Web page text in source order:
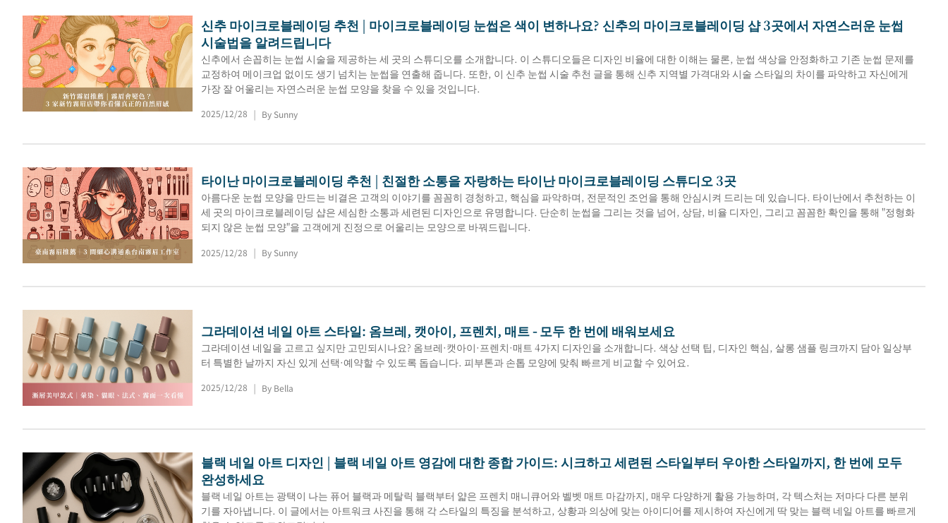
신추 마이크로블레이딩 추천 | 마이크로블레이딩 눈썹은 색이 변하나요? 신추의 마이크로블레이딩 샵 3곳에서 자연스러운 눈썹
시술법을 알려드립니다
신추에서 손꼽히는 눈썹 시술을 제공하는 세 곳의 스튜디오를 소개합니다. 이 스튜디오들은 디자인 비율에 대한 이해는 물론, 눈썹 색상을 안정화하고 기존 눈썹 문제를
교정하여 메이크업 없이도 생기 넘치는 눈썹을 연출해 줍니다. 또한, 이 신추 눈썹 시술 추천 글을 통해 신추 지역별 가격대와 시술 스타일의 차이를 파악하고 자신에게
가장 잘 어울리는 자연스러운 눈썹 모양을 찾을 수 있을 것입니다.
2025/12/28 By Sunny
타이난 마이크로블레이딩 추천 | 친절한 소통을 자랑하는 타이난 마이크로블레이딩 스튜디오 3곳
아름다운 눈썹 모양을 만드는 비결은 고객의 이야기를 꼼꼼히 경청하고, 핵심을 파악하며, 전문적인 조언을 통해 안심시켜 드리는 데 있습니다. 타이난에서 추천하는 이
세 곳의 마이크로블레이딩 샵은 세심한 소통과 세련된 디자인으로 유명합니다. 단순히 눈썹을 그리는 것을 넘어, 상담, 비율 디자인, 그리고 꼼꼼한 확인을 통해 "정형화
되지 않은 눈썹 모양"을 고객에게 진정으로 어울리는 모양으로 바꿔드립니다.
2025/12/28 By Sunny
그라데이션 네일 아트 스타일: 옴브레, 캣아이, 프렌치, 매트 - 모두 한 번에 배워보세요
그라데이션 네일을 고르고 싶지만 고민되시나요? 옴브레·캣아이·프렌치·매트 4가지 디자인을 소개합니다. 색상 선택 팁, 디자인 핵심, 살롱 샘플 링크까지 담아 일상부
터 특별한 날까지 자신 있게 선택·예약할 수 있도록 돕습니다. 피부톤과 손톱 모양에 맞춰 빠르게 비교할 수 있어요.
2025/12/28 By Bella
블랙 네일 아트 디자인 | 블랙 네일 아트 영감에 대한 종합 가이드: 시크하고 세련된 스타일부터 우아한 스타일까지, 한 번에 모두
완성하세요
블랙 네일 아트는 광택이 나는 퓨어 블랙과 메탈릭 블랙부터 얇은 프렌치 매니큐어와 벨벳 매트 마감까지, 매우 다양하게 활용 가능하며, 각 텍스처는 저마다 다른 분위
기를 자아냅니다. 이 글에서는 아트워크 사진을 통해 각 스타일의 특징을 분석하고, 상황과 의상에 맞는 아이디어를 제시하여 자신에게 딱 맞는 블랙 네일 아트를 빠르게